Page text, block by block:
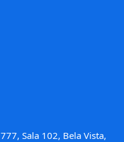
Sala 102, Bela Vista,